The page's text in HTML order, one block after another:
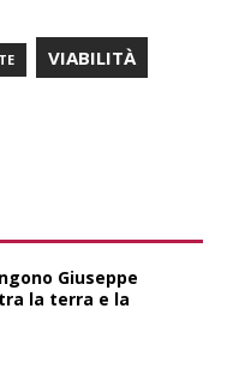
VIABILITÀ
Giuseppe
la terra e la